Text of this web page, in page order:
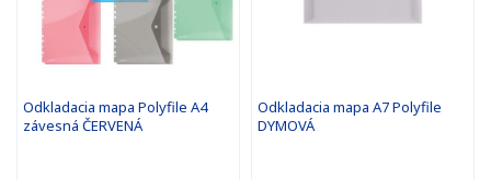
Odkladacia mapa Polyfile A4
závesná ČERVENÁ
Odkladacia mapa A7 Polyfile
DYMOVÁ